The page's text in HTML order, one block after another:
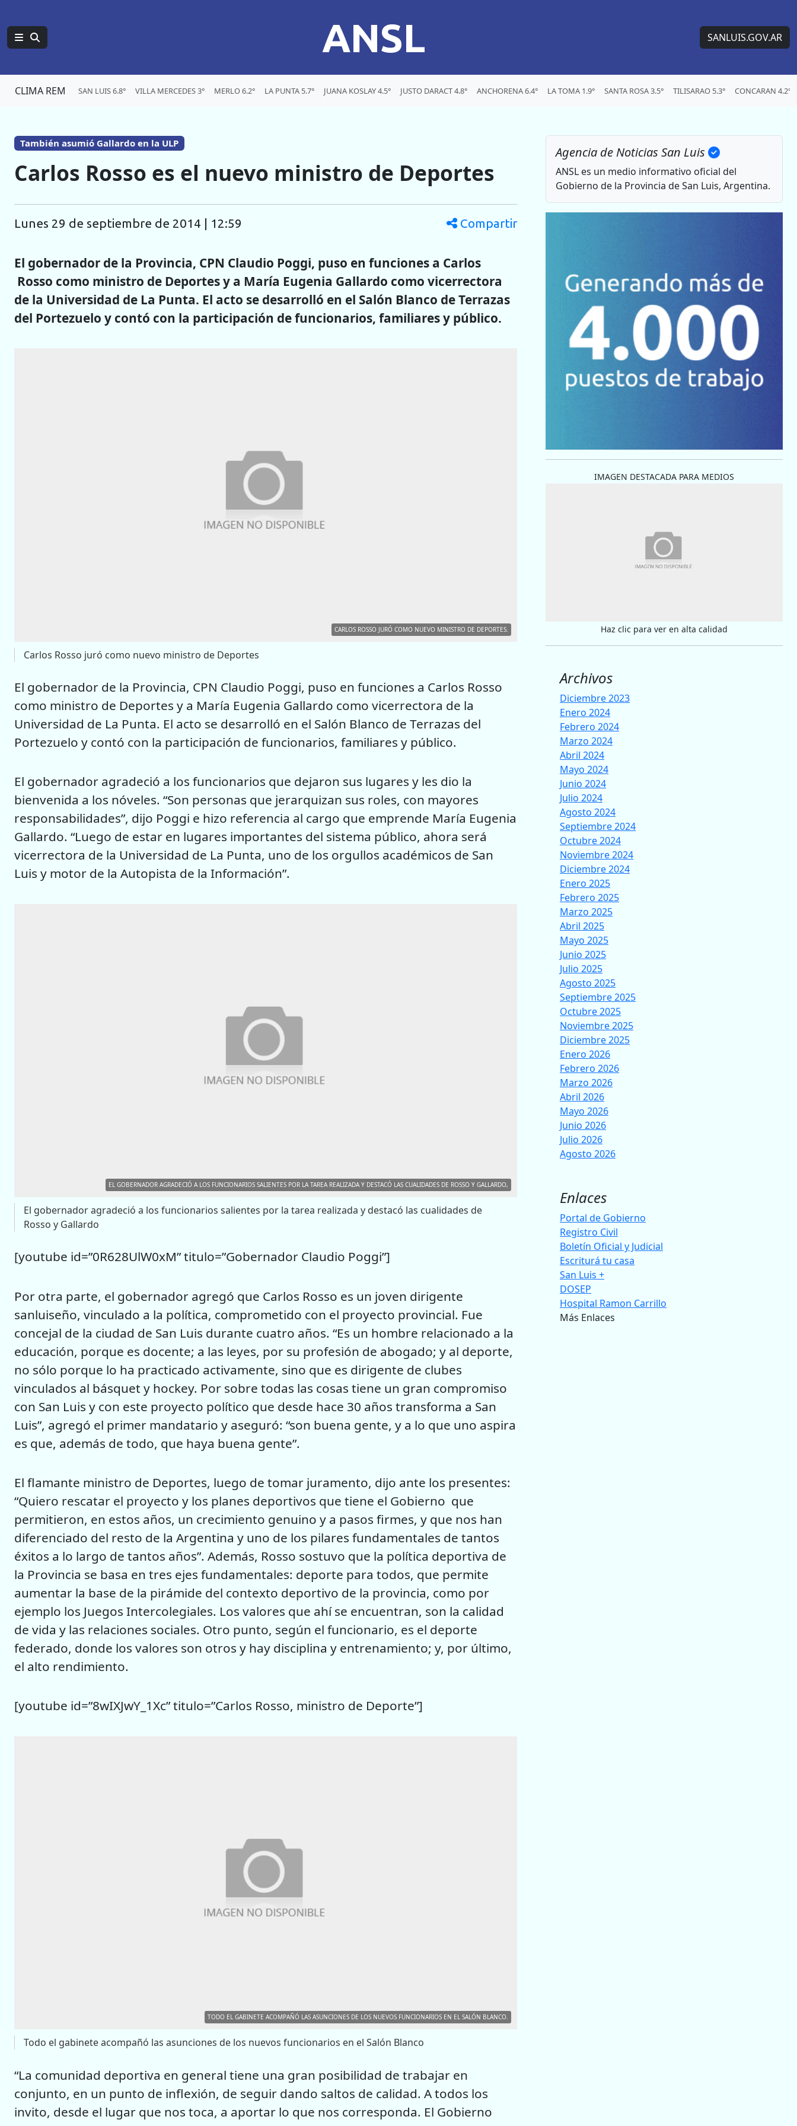
ANSL SANLUIS.GOV.AR
CLIMA REM SAN LUIS 6.8° VILLA MERCEDES 3° MERLO 6.2° LA PUNTA 5.7° JUANA KOSLAY 4.5° JUSTO DARACT 4.8° ANCHORENA 6.4° LA TOMA 1.9° SANTA ROSA 3.5° TILISARAO 5.3° CONCARAN 4.2°
También asumió Gallardo en la ULP
Carlos Rosso es el nuevo ministro de Deportes
lunes 29 de septiembre de 2014 | 12:59 Compartir
El gobernador de la Provincia, CPN Claudio Poggi, puso en funciones a Carlos
Rosso como ministro de Deportes y a María Eugenia Gallardo como vicerrectora
de la Universidad de La Punta. El acto se desarrolló en el Salón Blanco de Terrazas
del Portezuelo y contó con la participación de funcionarios, familiares y público.
CARLOS ROSSO JURÓ COMO NUEVO MINISTRO DE DEPORTES.
Carlos Rosso juró como nuevo ministro de Deportes
El gobernador de la Provincia, CPN Claudio Poggi, puso en funciones a Carlos Rosso
como ministro de Deportes y a María Eugenia Gallardo como vicerrectora de la
Universidad de La Punta. El acto se desarrolló en el Salón Blanco de Terrazas del
Portezuelo y contó con la participación de funcionarios, familiares y público.
El gobernador agradeció a los funcionarios que dejaron sus lugares y les dio la
bienvenida a los nóveles. “Son personas que jerarquizan sus roles, con mayores
responsabilidades”, dijo Poggi e hizo referencia al cargo que emprende María Eugenia
Gallardo. “Luego de estar en lugares importantes del sistema público, ahora será
vicerrectora de la Universidad de La Punta, uno de los orgullos académicos de San
Luis y motor de la Autopista de la Información”.
EL GOBERNADOR AGRADECIÓ A LOS FUNCIONARIOS SALIENTES POR LA TAREA REALIZADA Y DESTACÓ LAS CUALIDADES DE ROSSO Y GALLARDO,
El gobernador agradeció a los funcionarios salientes por la tarea realizada y destacó las cualidades de
Rosso y Gallardo
[youtube id=”0R628UlW0xM” titulo=”Gobernador Claudio Poggi”]
Por otra parte, el gobernador agregó que Carlos Rosso es un joven dirigente
sanluiseño, vinculado a la política, comprometido con el proyecto provincial. Fue
concejal de la ciudad de San Luis durante cuatro años. “Es un hombre relacionado a la
educación, porque es docente; a las leyes, por su profesión de abogado; y al deporte,
no sólo porque lo ha practicado activamente, sino que es dirigente de clubes
vinculados al básquet y hockey. Por sobre todas las cosas tiene un gran compromiso
con San Luis y con este proyecto político que desde hace 30 años transforma a San
Luis”, agregó el primer mandatario y aseguró: “son buena gente, y a lo que uno aspira
es que, además de todo, que haya buena gente”.
El flamante ministro de Deportes, luego de tomar juramento, dijo ante los presentes:
“Quiero rescatar el proyecto y los planes deportivos que tiene el Gobierno que
permitieron, en estos años, un crecimiento genuino y a pasos firmes, y que nos han
diferenciado del resto de la Argentina y uno de los pilares fundamentales de tantos
éxitos a lo largo de tantos años”. Además, Rosso sostuvo que la política deportiva de
la Provincia se basa en tres ejes fundamentales: deporte para todos, que permite
aumentar la base de la pirámide del contexto deportivo de la provincia, como por
ejemplo los Juegos Intercolegiales. Los valores que ahí se encuentran, son la calidad
de vida y las relaciones sociales. Otro punto, según el funcionario, es el deporte
federado, donde los valores son otros y hay disciplina y entrenamiento; y, por último,
el alto rendimiento.
[youtube id=”8wIXJwY_1Xc” titulo=”Carlos Rosso, ministro de Deporte”]
TODO EL GABINETE ACOMPAÑÓ LAS ASUNCIONES DE LOS NUEVOS FUNCIONARIOS EN EL SALÓN BLANCO.
Todo el gabinete acompañó las asunciones de los nuevos funcionarios en el Salón Blanco
“La comunidad deportiva en general tiene una gran posibilidad de trabajar en
conjunto, en un punto de inflexión, de seguir dando saltos de calidad. A todos los
invito, desde el lugar que nos toca, a aportar lo que nos corresponda. El Gobierno
Agencia de Noticias San Luis
ANSL es un medio informativo oficial del
Gobierno de la Provincia de San Luis, Argentina.
IMAGEN DESTACADA PARA MEDIOS
Haz clic para ver en alta calidad
Archivos
Diciembre 2023
Enero 2024
Febrero 2024
Marzo 2024
Abril 2024
Mayo 2024
Junio 2024
Julio 2024
Agosto 2024
Septiembre 2024
Octubre 2024
Noviembre 2024
Diciembre 2024
Enero 2025
Febrero 2025
Marzo 2025
Abril 2025
Mayo 2025
Junio 2025
Julio 2025
Agosto 2025
Septiembre 2025
Octubre 2025
Noviembre 2025
Diciembre 2025
Enero 2026
Febrero 2026
Marzo 2026
Abril 2026
Mayo 2026
Junio 2026
Julio 2026
Agosto 2026
Enlaces
Portal de Gobierno
Registro Civil
Boletín Oficial y Judicial
Escriturá tu casa
San Luis +
DOSEP
Hospital Ramon Carrillo
Más Enlaces